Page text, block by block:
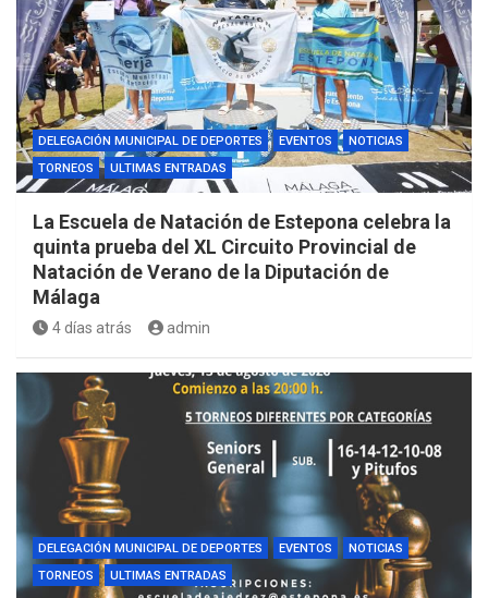
DELEGACIÓN MUNICIPAL DE DEPORTES EVENTOS
NOTICIAS
TORNEOS
ULTIMAS ENTRADAS
La Escuela de Natación de Estepona celebra la
quinta prueba del XL Circuito Provincial de
Natación de Verano de la Diputación de
Málaga
4 días atrás admin
DELEGACIÓN MUNICIPAL DE DEPORTES EVENTOS
NOTICIAS
TORNEOS
ULTIMAS ENTRADAS